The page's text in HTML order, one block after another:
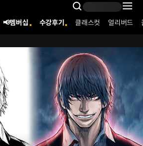
Search
📢멤버십 수강후기 클래스컷 얼리버드